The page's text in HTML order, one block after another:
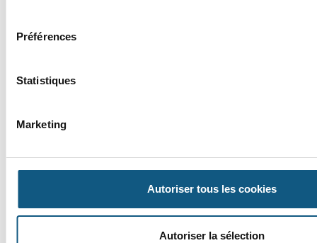
Préférences
Statistiques
Marketing
Autoriser tous les cookies
Autoriser la sélection
ANNÉE